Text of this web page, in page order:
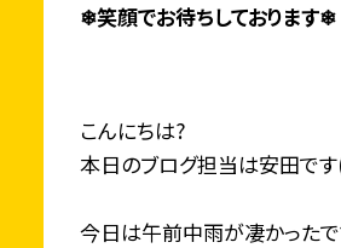
❄笑顔でお待ちしております❄
こんにちは?
本日のブログ担当は安田で
今日は午前中雨が凄かった